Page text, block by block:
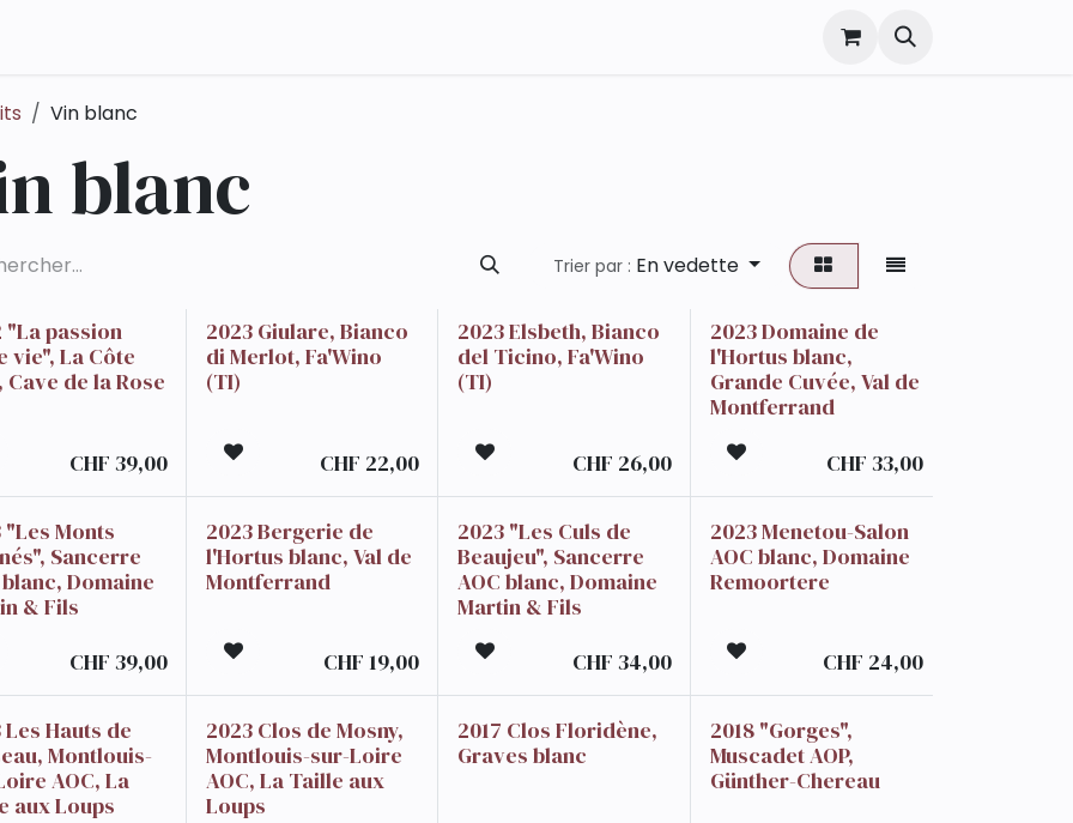
Vin blanc
blanc
Trier par : En vedette
"La passion
vie", La Côte
Cave de la Rose
CHF39,00
2023 Giulare, Bianco
di Merlot, Fa'Wino
(TI)
CHF 22,00
2023 Elsbeth, Bianco
del Ticino, Fa'Wino
(TI)
CHF 26,00
2023 Domaine de
l'Hortus blanc,
Grande Cuvée, Val de
Montferrand
CHF 33,00
"Les Monts
Sancerre
blanc, Domaine
& Fils
CHF39,00
2023 Bergerie de
l'Hortus blanc, Val de
Montferrand
CHF 19,00
2023 "Les Culs de
Beaujeu", Sancerre
AOC blanc, Domaine
Martin & Fils
CHF 34,00
2023 Menetou-Salon
AOC blanc, Domaine
Remoortere
CHF 24,00
Les Hauts de
Montlouis-
AOC, La
aux Loups
2023 Clos de Mosny,
Montlouis-sur-Loire
AOC, La Taille aux
Loups
2017 Clos Floridène,
Graves blanc
2018 "Gorges",
Muscadet AOP,
Günther-Chereau